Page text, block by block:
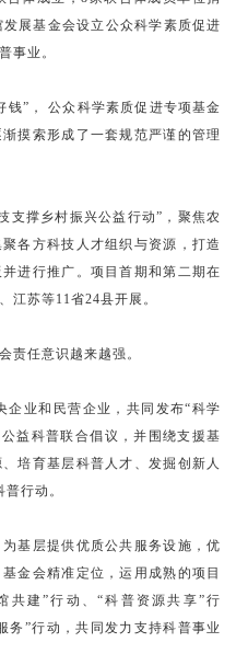
展基金会设立公众科学素质促进
事业。
钱”， 公众科学素质促进专项基金
摸索形成了一套规范严谨的管理
支撑乡村振兴公益行动”，聚焦农
各方科技人才组织与资源，打造
进行推广。项目首期和第二期在
江苏等11省24县开展。
责任意识越来越强。
企业和民营企业，共同发布“科学
益科普联合倡议，并围绕支援基
培育基层科普人才、发掘创新人
行动。
基层提供优质公共服务设施，优
金会精准定位，运用成熟的项目
共建”行动、“科普资源共享”行
务”行动，共同发力支持科普事业